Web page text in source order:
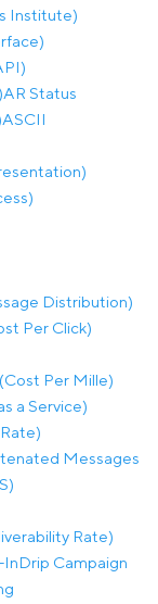
Institute)
AR Status
ASCII
Distribution)
Per Click)
Per Mille)
a Service)
Messages
Rate)
InDrip Campaign